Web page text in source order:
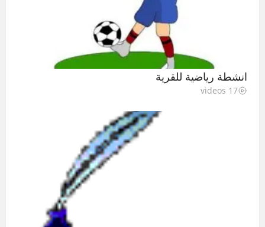
انشطة رياضية للقرية
17 videos